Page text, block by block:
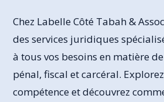
Chez Labelle Côté Tabah &
des services juridiques
à tous vos besoins en matière
pénal, fiscal et carcéral.
compétence et découvrez